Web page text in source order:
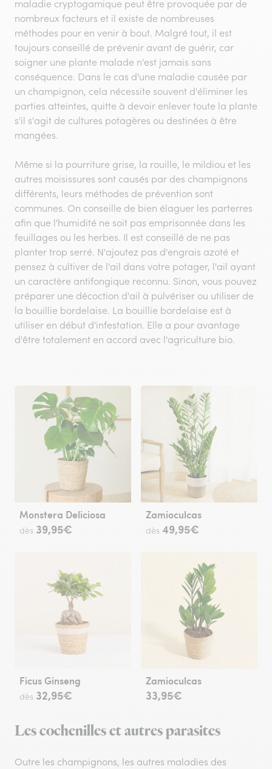
maladie cryptogamique peut être provoquée par de
nombreux facteurs et il existe de nombreuses
méthodes pour en venir à bout. Malgré tout, il est
toujours conseillé de prévenir avant de guérir, car
soigner une plante malade n'est jamais sans
conséquence. Dans le cas d'une maladie causée par
un champignon, cela nécessite souvent d'éliminer les
parties atteintes, quitte à devoir enlever toute la plante
s'il s'agit de cultures potagères ou destinées à être
mangées.
Même si la pourriture grise, la rouille, le mildiou et les
autres moisissures sont causés par des champignons
différents, leurs méthodes de prévention sont
communes. On conseille de bien élaguer les parterres
afin que l'humidité ne soit pas emprisonnée dans les
feuillages ou les herbes. Il est conseillé de ne pas
planter trop serré. N'ajoutez pas d'engrais azoté et
pensez à cultiver de l'ail dans votre potager, l'ail ayant
un caractère antifongique reconnu. Sinon, vous pouvez
préparer une décoction d'ail à pulvériser ou utiliser de
la bouillie bordelaise. La bouillie bordelaise est à
utiliser en début d'infestation. Elle a pour avantage
d'être totalement en accord avec l'agriculture bio.
Monstera Deliciosa
dès 39,95€
Zamioculcas
dès 49,95€
Ficus Ginseng
dès 32,95€
Zamioculcas
33,95€
Les cochenilles et autres parasites
Outre les champignons, les autres maladies des